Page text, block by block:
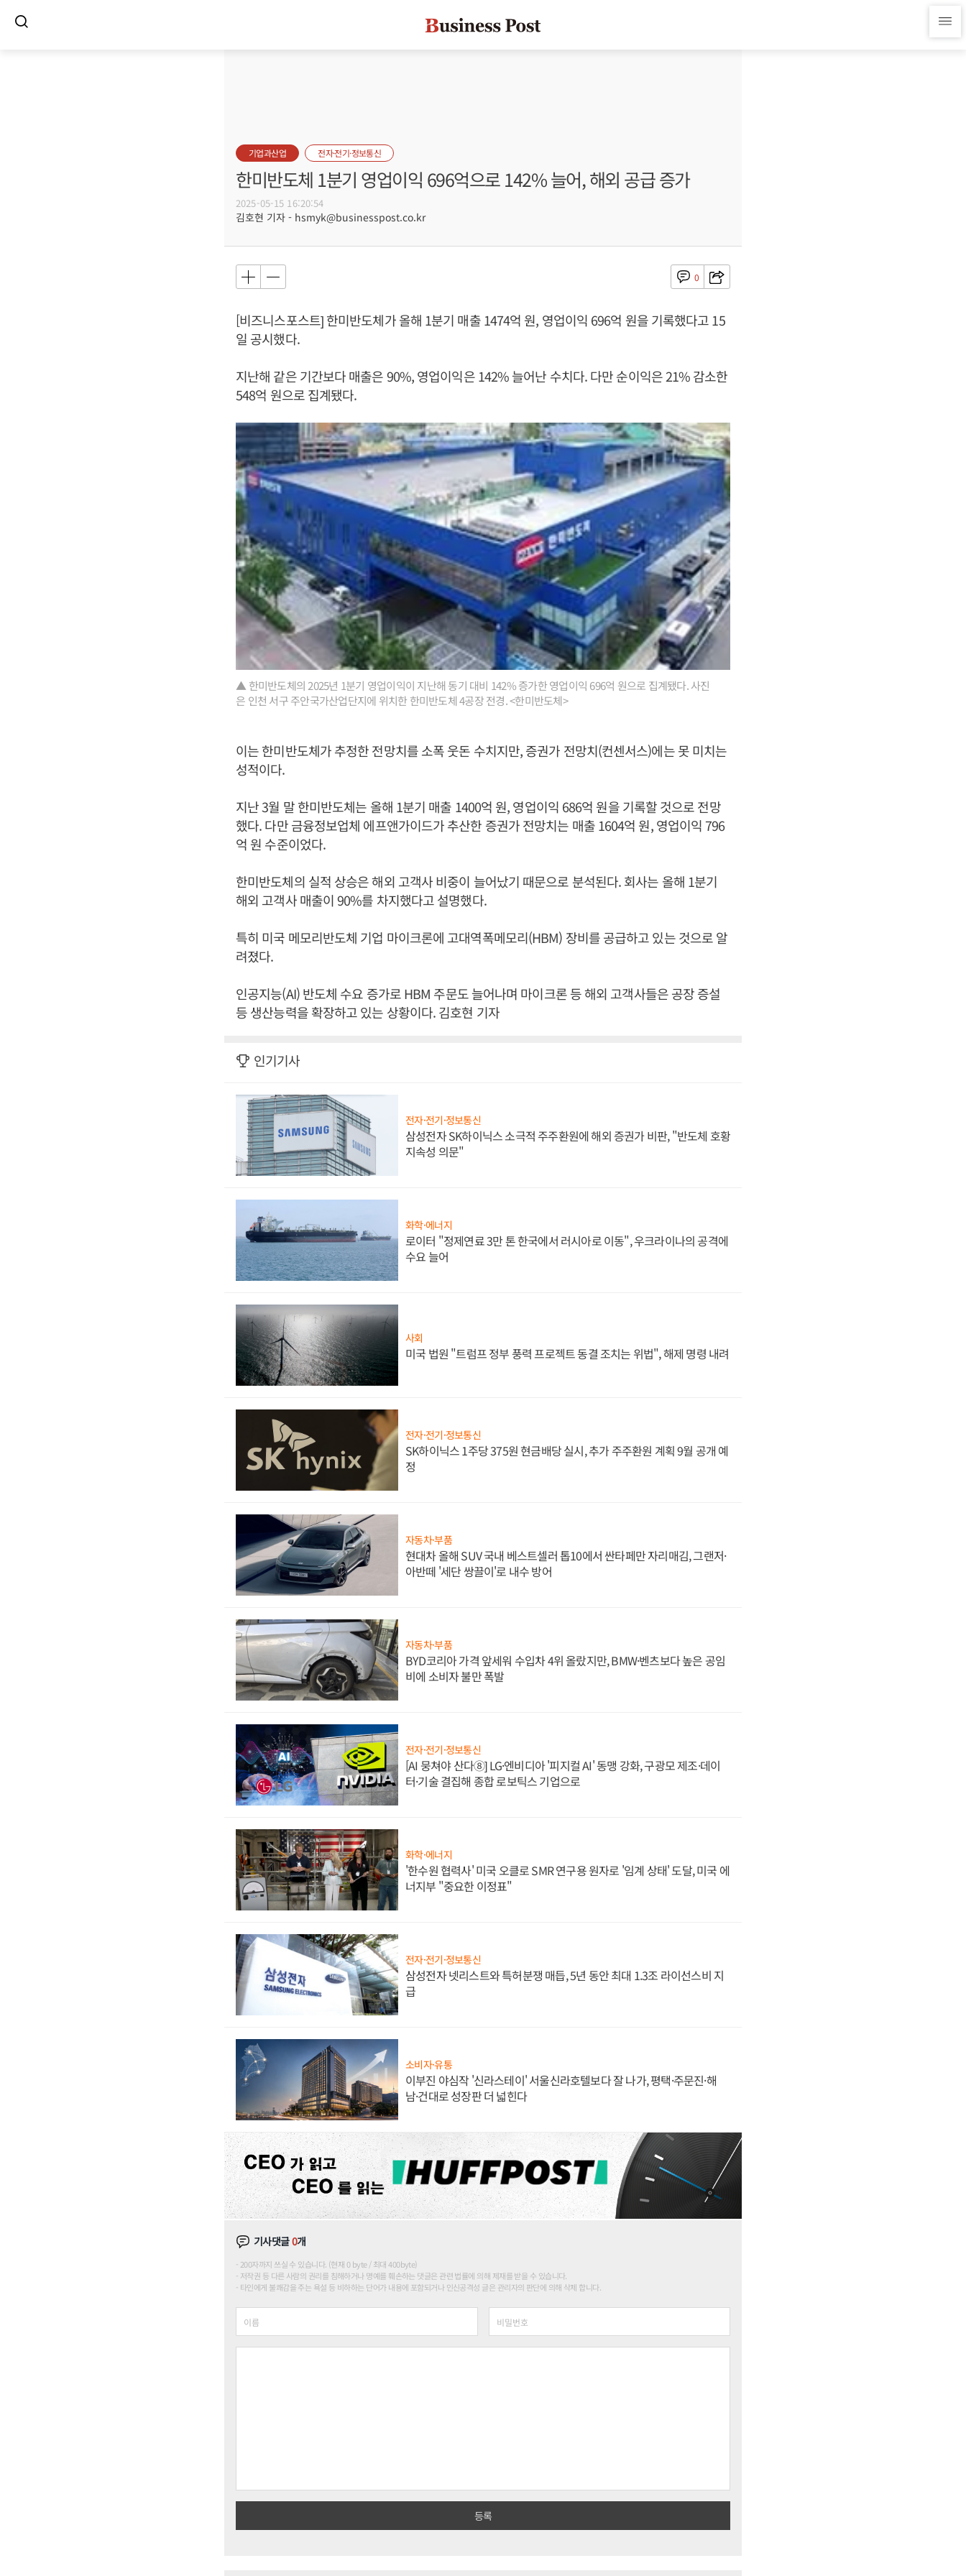
기업과산업 전자·전기·정보통신
한미반도체 1분기 영업이익 696억으로 142% 늘어, 해외 공급 증가
2025-05-15 16:20:54
김호현 기자 - hsmyk@businesspost.co.kr
0
[비즈니스포스트] 한미반도체가 올해 1분기 매출 1474억 원, 영업이익 696억 원을 기록했다고 15
일 공시했다.
지난해 같은 기간보다 매출은 90%, 영업이익은 142% 늘어난 수치다. 다만 순이익은 21% 감소한
548억 원으로 집계됐다.
▲ 한미반도체의 2025년 1분기 영업이익이 지난해 동기 대비 142% 증가한 영업이익 696억 원으로 집계됐다. 사진
은 인천 서구 주안국가산업단지에 위치한 한미반도체 4공장 전경. <한미반도체>
이는 한미반도체가 추정한 전망치를 소폭 웃돈 수치지만, 증권가 전망치(컨센서스)에는 못 미치는
성적이다.
지난 3월 말 한미반도체는 올해 1분기 매출 1400억 원, 영업이익 686억 원을 기록할 것으로 전망
했다. 다만 금융정보업체 에프앤가이드가 추산한 증권가 전망치는 매출 1604억 원, 영업이익 796
억 원 수준이었다.
한미반도체의 실적 상승은 해외 고객사 비중이 늘어났기 때문으로 분석된다. 회사는 올해 1분기
해외 고객사 매출이 90%를 차지했다고 설명했다.
특히 미국 메모리반도체 기업 마이크론에 고대역폭메모리(HBM) 장비를 공급하고 있는 것으로 알
려졌다.
인공지능(AI) 반도체 수요 증가로 HBM 주문도 늘어나며 마이크론 등 해외 고객사들은 공장 증설
등 생산능력을 확장하고 있는 상황이다. 김호현 기자
인기기사
전자·전기·정보통신
삼성전자 SK하이닉스 소극적 주주환원에 해외 증권가 비판, "반도체 호황
지속성 의문"
화학·에너지
로이터 "정제연료 3만 톤 한국에서 러시아로 이동", 우크라이나의 공격에
수요 늘어
사회
미국 법원 "트럼프 정부 풍력 프로젝트 동결 조치는 위법", 해제 명령 내려
전자·전기·정보통신
SK하이닉스 1주당 375원 현금배당 실시, 추가 주주환원 계획 9월 공개 예
정
자동차·부품
현대차 올해 SUV 국내 베스트셀러 톱10에서 싼타페만 자리매김, 그랜저·
아반떼 '세단 쌍끌이'로 내수 방어
자동차·부품
BYD코리아 가격 앞세워 수입차 4위 올랐지만, BMW·벤츠보다 높은 공임
비에 소비자 불만 폭발
전자·전기·정보통신
[AI 뭉쳐야 산다⑧] LG·엔비디아 '피지컬 AI' 동맹 강화, 구광모 제조·데이
터·기술 결집해 종합 로보틱스 기업으로
화학·에너지
'한수원 협력사' 미국 오클로 SMR 연구용 원자로 '임계 상태' 도달, 미국 에
너지부 "중요한 이정표"
전자·전기·정보통신
삼성전자 넷리스트와 특허분쟁 매듭, 5년 동안 최대 1.3조 라이선스비 지
급
소비자·유통
이부진 야심작 '신라스테이' 서울신라호텔보다 잘 나가, 평택·주문진·해
남·건대로 성장판 더 넓힌다
기사댓글0개
200자까지 쓰실 수 있습니다. (현재 0 byte / 최대 400byte)
저작권 등 다른 사람의 권리를 침해하거나 명예를 훼손하는 댓글은 관련 법률에 의해 제재를 받을 수 있습니다.
타인에게 불쾌감을 주는 욕설 등 비하하는 단어가 내용에 포함되거나 인신공격성 글은 관리자의 판단에 의해 삭제 합니다.